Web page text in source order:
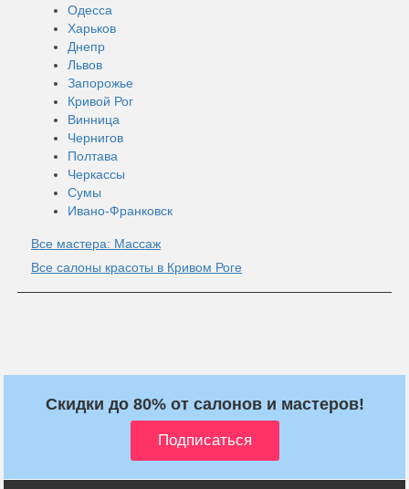
Одесса
Харьков
Днепр
Львов
Запорожье
Кривой Рог
Винница
Чернигов
Полтава
Черкассы
Сумы
Ивано-Франковск
Все мастера: Массаж
Все салоны красоты в Кривом Роге
Скидки до 80% от салонов и мастеров!